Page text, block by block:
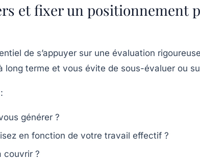
et fixer un positionnement
de s’appuyer sur une évaluation
terme et vous évite de sous-évaluer ou
générer ?
en fonction de votre travail effectif ?
couvrir ?